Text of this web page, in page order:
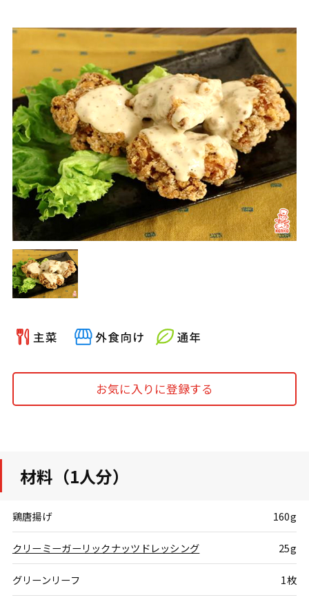
お気に入りに登録する
材料（1人分）
鶏唐揚げ 160g
クリーミーガーリックナッツドレッシング 25g
グリーンリーフ 1枚